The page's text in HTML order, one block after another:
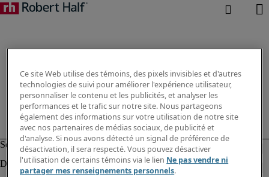
Ce site Web utilise des témoins, des pixels invisibles et d'autres
technologies de suivi pour améliorer l'expérience utilisateur,
personnaliser le contenu et les publicités, et analyser les
performances et le trafic sur notre site. Nous partageons
également des informations sur votre utilisation de notre site
avec nos partenaires de médias sociaux, de publicité et
d'analyse. Si nous avons détecté un signal de préférence de
désactivation, il sera respecté. Vous pouvez désactiver
l'utilisation de certains témoins via le lien Ne pas vendre ni
partager mes renseignements personnels.